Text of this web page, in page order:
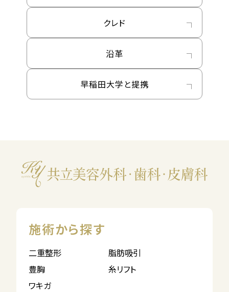
クレド
沿革
早稲田大学と提携
施術から探す
二重整形
脂肪吸引
豊胸
糸リフト
ワキガ